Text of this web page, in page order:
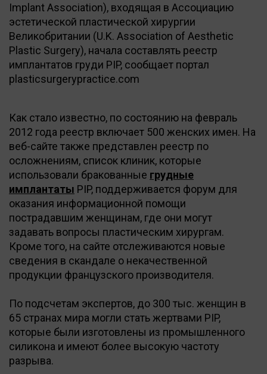
Implant Association), входящая в Ассоциацию
эстетической пластической хирургии
Великобритании (U.K. Association of Aesthetic
Plastic Surgery), начала составлять реестр
имплантатов груди PIP, сообщает портал
plasticsurgerypractice.com
Как стало известно, по состоянию на февраль
2012 года реестр включает 500 женских имен. На
веб-сайте также представлен реестр по
осложнениям, список клиник, которые
использовали бракованные грудные
имплантаты PIP, поддерживается форум для
оказания информационной помощи
пострадавшим женщинам, где они могут
задавать вопросы пластическим хирургам.
Кроме того, на сайте отслеживаются новые
сведения в скандале о некачественной
продукции французского производителя.
По подсчетам экспертов, до 300 тыс. женщин в
65 странах мира могли стать жертвами PIP,
которые были изготовлены из промышленного
силикона и имеют более высокую частоту
разрыва.